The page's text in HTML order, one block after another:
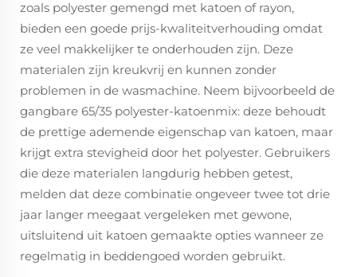
zoals polyester gemengd met katoen of rayon,
bieden een goede prijs-kwaliteitverhouding omdat
ze veel makkelijker te onderhouden zijn. Deze
materialen zijn kreukvrij en kunnen zonder
problemen in de wasmachine. Neem bijvoorbeeld de
gangbare 65/35 polyester-katoenmix: deze behoudt
de prettige ademende eigenschap van katoen, maar
krijgt extra stevigheid door het polyester. Gebruikers
die deze materialen langdurig hebben getest,
melden dat deze combinatie ongeveer twee tot drie
jaar langer meegaat vergeleken met gewone,
uitsluitend uit katoen gemaakte opties wanneer ze
regelmatig in beddengoed worden gebruikt.